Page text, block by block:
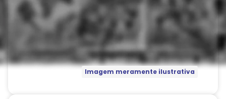
Imagem meramente ilustrativa